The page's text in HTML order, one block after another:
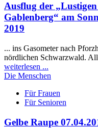
Ausflug der
Gablenberg“ am
2019
... ins Gasometer nach
nördlichen Schwarzwald.
weiterlesen ...
Die Menschen
Für Frauen
Für Senioren
Gelbe Raupe